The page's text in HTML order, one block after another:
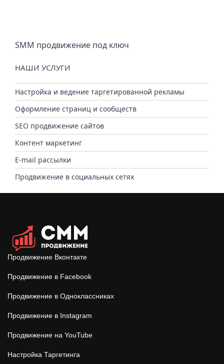
SMM продвижение под ключ
НАШИ УСЛУГИ
Настройка и ведение таргетированной рекламы
Оформление страниц и сообществ
SEO продвижение сайтов
Контент маркетинг
E-mail рассылки
Продвижение в социальных сетях
Продвижение Вконтакте
Продвижение в Facebook
Продвижение в Одноклассниках
Продвижение в Instagram
Продвижение на YouTube
Настройка Таргетинга